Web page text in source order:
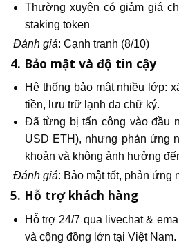
Thường xuyên có giảm giá
staking token
Đánh giá: Cạnh tranh (8/10)
4. Bảo mật và độ tin cậy
Hệ thống bảo mật nhiều lớp:
tiền, lưu trữ lạnh đa chữ ký.
Đã từng bị tấn công vào đầu
USD ETH), nhưng phản ứng
khoản và không ảnh hưởng
Đánh giá: Bảo mật tốt, phản ứng
5. Hỗ trợ khách hàng
Hỗ trợ 24/7 qua livechat &
và cộng đồng lớn tại Việt Nam.